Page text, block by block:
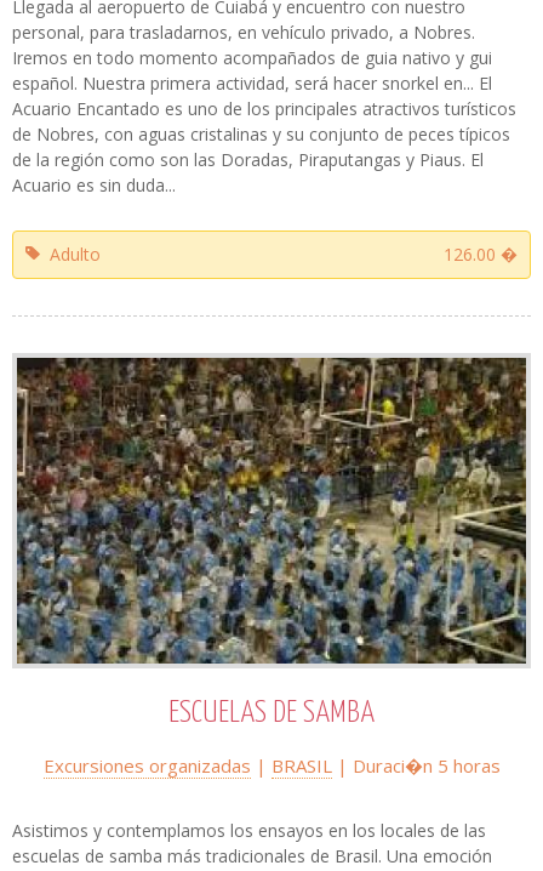
Llegada al aeropuerto de Cuiabá y encuentro con nuestro
personal, para trasladarnos, en vehículo privado, a Nobres.
Iremos en todo momento acompañados de guia nativo y gui
español. Nuestra primera actividad, será hacer snorkel en... El
Acuario Encantado es uno de los principales atractivos turísticos
de Nobres, con aguas cristalinas y su conjunto de peces típicos
de la región como son las Doradas, Piraputangas y Piaus. El
Acuario es sin duda...
Adulto 126.00 �
ESCUELAS DE SAMBA
Excursiones organizadas | BRASIL| Duraci�n 5 horas
Asistimos y contemplamos los ensayos en los locales de las
escuelas de samba más tradicionales de Brasil. Una emoción